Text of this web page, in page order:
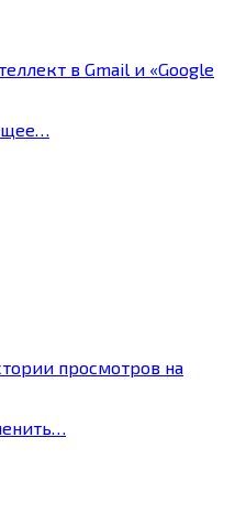
в Gmail и «Google
просмотров на